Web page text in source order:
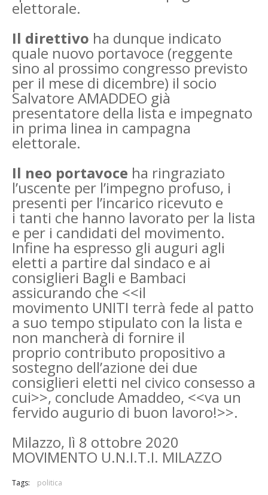
elettorale.
Il direttivo ha dunque indicato
quale nuovo portavoce (reggente
sino al prossimo congressoprevisto
per il mese di dicembre) il socio
Salvatore AMADDEO già
presentatore della lista e impegnato
in prima linea in campagna
elettorale.
Il neo portavoce ha ringraziato
l’uscente per l’impegno profuso, i
presenti per l’incarico ricevuto e
i tanti che hanno lavorato per la lista
e per i candidati del movimento.
Infine ha espresso gli auguri agli
eletti a partire dal sindaco e ai
consiglieri Bagli e Bambaci
assicurando che <<il
movimento UNITI terrà fede al patto
a suo tempo stipulato con la lista e
non mancherà di fornire il
proprio contributo propositivo a
sostegno dell’azione dei due
consiglieri eletti nel civico consesso a
cui>>,conclude Amaddeo, <<va un
fervido augurio di buon lavoro!>>.
Milazzo, lì 8 ottobre 2020
MOVIMENTO U.N.I.T.I. MILAZZO
Tags: politica